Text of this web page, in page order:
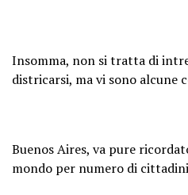
Insomma, non si tratta di
districarsi, ma vi sono alcune
Buenos Aires, va pure
mondo per numero di